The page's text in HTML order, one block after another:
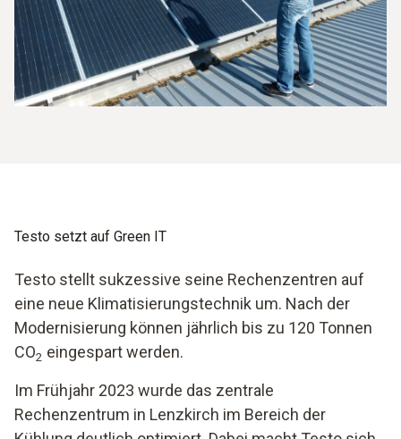
Testo setzt auf Green IT
Testo stellt sukzessive seine Rechenzentren auf
eine neue Klimatisierungstechnik um. Nach der
Modernisierung können jährlich bis zu 120 Tonnen
CO2 eingespart werden.
Im Frühjahr 2023 wurde das zentrale
Rechenzentrum in Lenzkirch im Bereich der